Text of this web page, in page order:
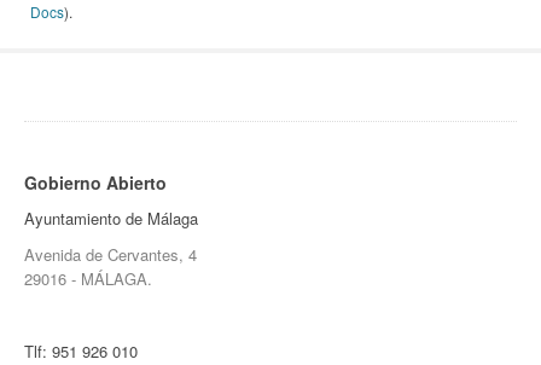
Docs).
Gobierno Abierto
Ayuntamiento de Málaga
Avenida de Cervantes, 4
29016 - MÁLAGA.
Tlf: 951 926 010